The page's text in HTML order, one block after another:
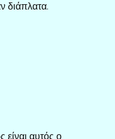
διάπλατα.
είναι αυτός ο